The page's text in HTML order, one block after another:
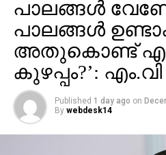
പാലങ്ങള്‍
പാലങ്ങള്‍
അതുകൊണ്ട്
കുഴപ്പം?’:
Published 1 day ago on
By webdesk14